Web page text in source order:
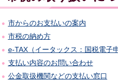
市からのお支払いの案内
市税の納め方
e-TAX（イータックス：国税電子
支払い内容のお問い合わせ
公金取扱機関などの支払い窓口